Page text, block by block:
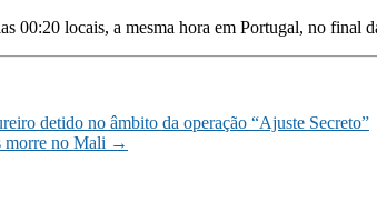
00:20 locais, a mesma hora em Portugal, no final
detido no âmbito da operação “Ajuste Secreto”
morre no Mali →